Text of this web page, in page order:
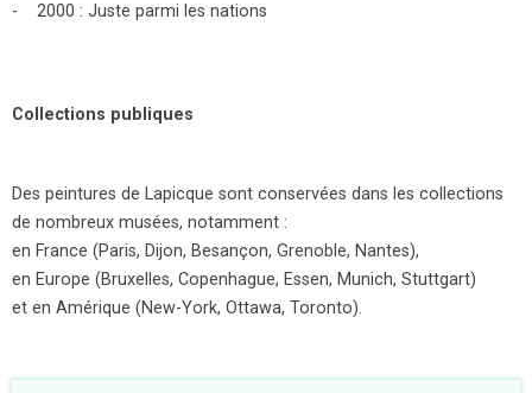
- 2000 : Juste parmi les nations
Collections publiques
Des peintures de Lapicque sont conservées dans les collections
de nombreux musées, notamment :
en France (Paris, Dijon, Besançon, Grenoble, Nantes),
en Europe (Bruxelles, Copenhague, Essen, Munich, Stuttgart)
et en Amérique (New-York, Ottawa, Toronto).